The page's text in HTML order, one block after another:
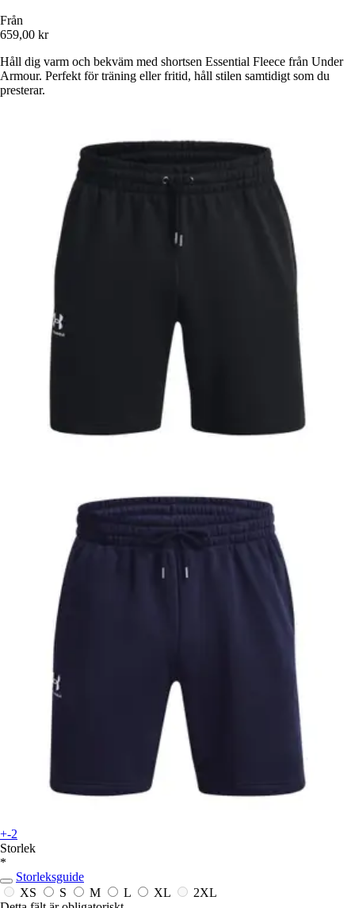
Från
659,00 kr
Håll dig varm och bekväm med shortsen Essential Fleece från Under
Armour. Perfekt för träning eller fritid, håll stilen samtidigt som du
presterar.
+-2
Storlek
*
Storleksguide
XS
S M L XL
2XL